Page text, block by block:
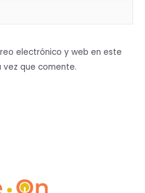
electrónico y web en este
que comente.